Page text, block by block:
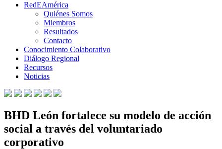
RedEAmérica
Quiénes Somos
Miembros
Resultados
Contacto
Conocimiento Colaborativo
Diálogo Regional
Recursos
Noticias
BHD León fortalece su modelo de acción
social a través del voluntariado
corporativo